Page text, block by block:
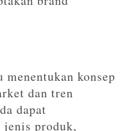
konsep
dan tren
dapat
jenis produk,